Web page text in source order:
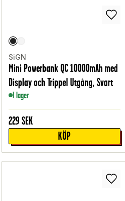
SiGN
Mini Powerbank QC 10000mAh med
Display och Trippel Utgång, Svart
I lager
229 SEK
KÖP